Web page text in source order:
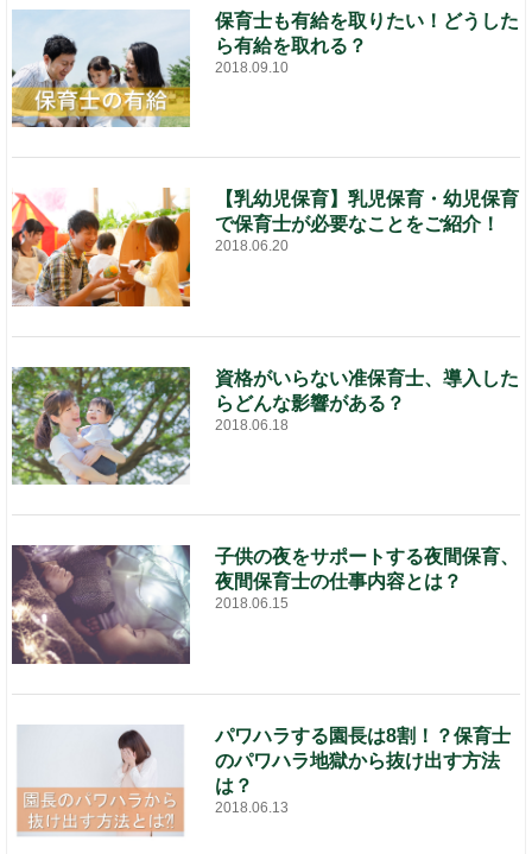
保育士も有給を取りたい！どうした
ら有給を取れる？
2018.09.10
【乳幼児保育】乳児保育・幼児保育
で保育士が必要なことをご紹介！
2018.06.20
資格がいらない准保育士、導入した
らどんな影響がある？
2018.06.18
子供の夜をサポートする夜間保育、
夜間保育士の仕事内容とは？
2018.06.15
パワハラする園長は8割！？保育士
のパワハラ地獄から抜け出す方法
は？
2018.06.13